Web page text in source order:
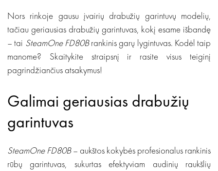
Nors rinkoje gausu įvairių drabužių garintuvų modelių,
tačiau geriausias drabužių garintuvas, kokį esame išbandę
– tai SteamOne FD80Brankinis garų lygintuvas. Kodėl taip
manome? Skaitykite straipsnį ir rasite visus teiginį
pagrindžiančius atsakymus!
Galimai geriausias drabužių
garintuvas
SteamOne FD80B– aukštos kokybės profesionalus rankinis
rūbų garintuvas, sukurtas efektyviam audinių raukšlių